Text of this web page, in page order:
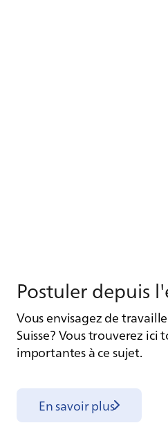
Pos­tu­ler de­puis
Vous envisagez de
Suisse? Vous trouverez
importantes à ce sujet.
En savoir plus